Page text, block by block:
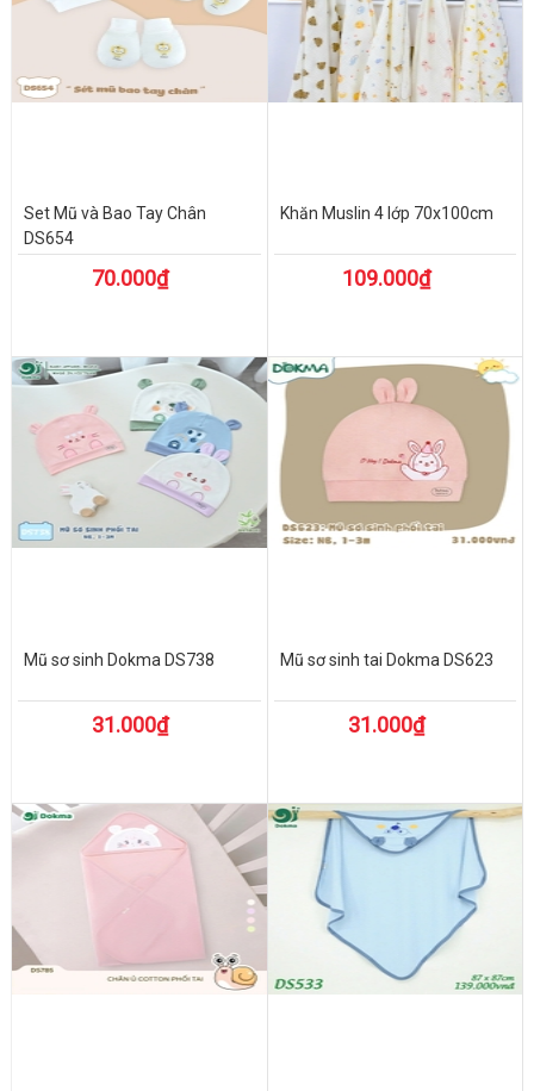
Set Mũ và Bao Tay Chân
DS654
70.000₫
Khăn Muslin 4 lớp 70x100cm
109.000₫
Mũ sơ sinh Dokma DS738
31.000₫
Mũ sơ sinh tai Dokma DS623
31.000₫